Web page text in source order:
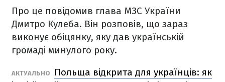
Про це повідомив глава МЗС України
Дмитро Кулеба. Він розповів, що зараз
виконує обіцянку, яку дав українській
громаді минулого року.
АКТУАЛЬНО
Польща відкрита для українців: як